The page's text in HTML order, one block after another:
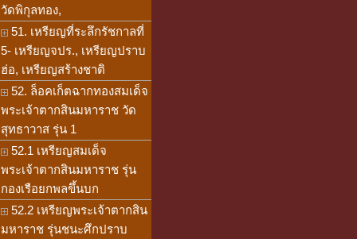
วัดพิกุลทอง,
51. เหรียญที่ระลึกรัชกาลที่
5- เหรียญจปร., เหรียญปราบ
ฮ่อ, เหรียญสร้างชาติ
52. ล็อคเก็ตฉากทองสมเด็จ
พระเจ้าตากสินมหาราช วัด
สุทธาวาส รุ่น 1
52.1 เหรียญสมเด็จ
พระเจ้าตากสินมหาราช รุ่น
กองเรือยกพลขึ้นบก
52.2 เหรียญพระเจ้าตากสิน
มหาราช รุ่นชนะศึกปราบ